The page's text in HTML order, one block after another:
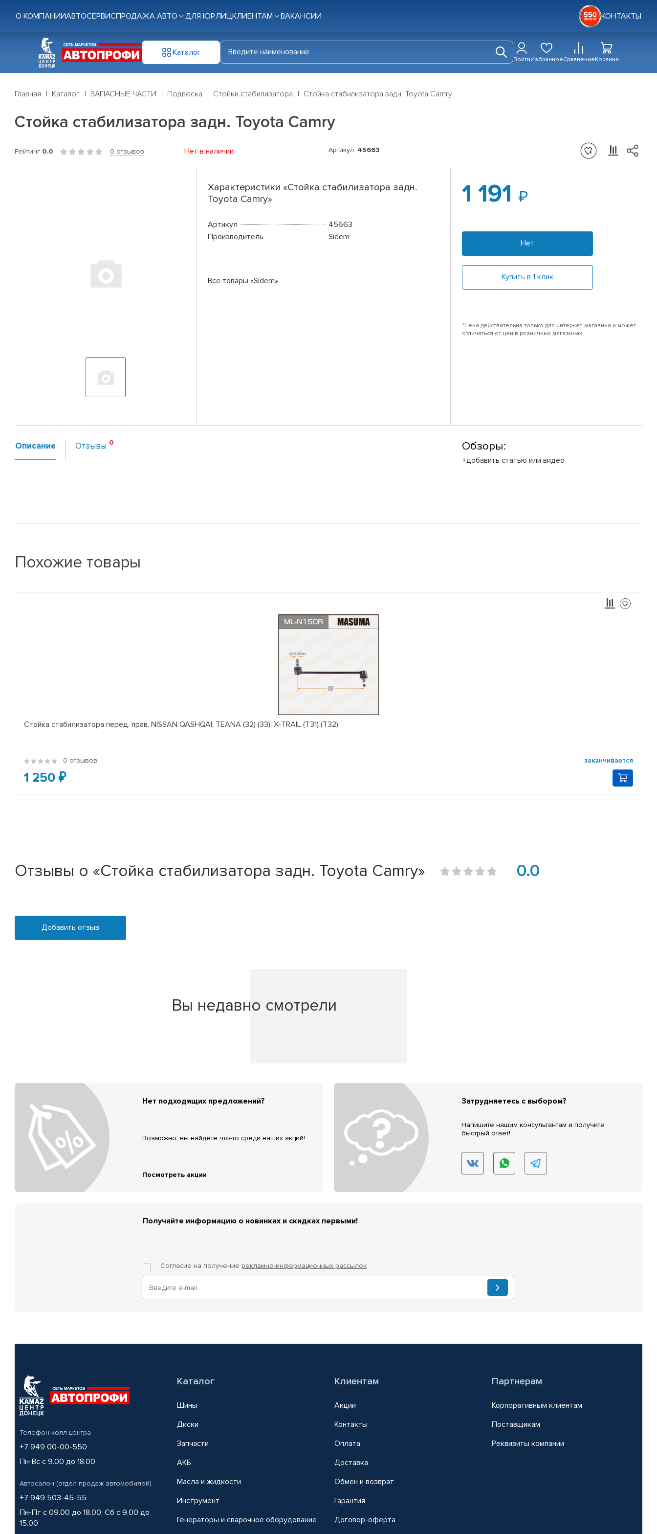
О КОМПАНИИАВТОСЕРВИСПРОДАЖА АВТО ДЛЯ ЮР.ЛИЦКЛИЕНТАМ ВАКАНСИИ КОНТАКТЫ
Каталог
ВойтиИзбранноеСравнениеКорзина
Главная Каталог ЗАПАСНЫЕ ЧАСТИ Подвеска Стойки стабилизатора Стойка стабилизатора задн. Toyota Camry
Стойка стабилизатора задн. Toyota Camry
Рейтинг 0.0 0 отзывов Нет в наличии Артикул: 45663
Характеристики «Стойка стабилизатора задн.
Toyota Camry»
Артикул
45663
Производитель
Sidem
Все товары «Sidem»
1 191
Нет
Купить в 1 клик
*Цена действительна только для интернет-магазина и может
отличаться от цен в розничных магазинах
Описание Отзывы Обзоры:
+добавить статью или видео
Похожие товары
Стойка стабилизатора перед. прав. NISSAN QASHQAI; TEANA (32) (33); X-TRAIL (T31) (T32)
0 отзывов заканчивается
1 250 ₽
Отзывы о «Стойка стабилизатора задн. Toyota Camry» 0.0
Добавить отзыв
Вы недавно смотрели
Нет подходящих предложений?
Возможно, вы найдёте что-то среди наших акций!
Посмотреть акции
Затрудняетесь с выбором?
Напишите нашим консультантам и получите
быстрый ответ!
Получайте информацию о новинках и скидках первыми!
Согласие на получение рекламно-информационных рассылок
Телефон колл-центра
+7 949 00-00-550
Пн-Вс с 9.00 до 18.00
Автосалон (отдел продаж автомобилей)
+7 949 503-45-55
Пн-Пт с 09.00 до 18.00, Сб с 9.00 до
15.00
Каталог
Шины
Диски
Запчасти
АКБ
Масла и жидкости
Инструмент
Генераторы и сварочное оборудование
Клиентам
Акции
Контакты
Оплата
Доставка
Обмен и возврат
Гарантия
Договор-оферта
Партнерам
Корпоративным клиентам
Поставщикам
Реквизиты компании